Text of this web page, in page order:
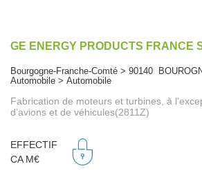
GE ENERGY PRODUCTS FRANCE
Bourgogne-Franche-Comté > 90140
Automobile > Automobile
Fabrication de moteurs et turbines, à
d’avions et de véhicules(2811Z)
EFFECTIF
CA M€